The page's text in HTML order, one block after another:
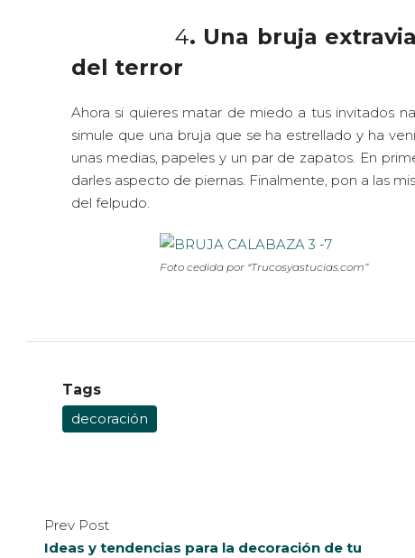
4. Una bruja
del terror
Ahora si quieres matar de miedo a tus invitados
simule que una bruja que se ha estrellado y ha
unas medias, papeles y un par de zapatos. En
darles aspecto de piernas. Finalmente, pon a las
del felpudo.
Foto cedida por “Trucosyastucias.com”
Tags
decoración
Prev Post
Ideas y tendencias para la decoración de tu